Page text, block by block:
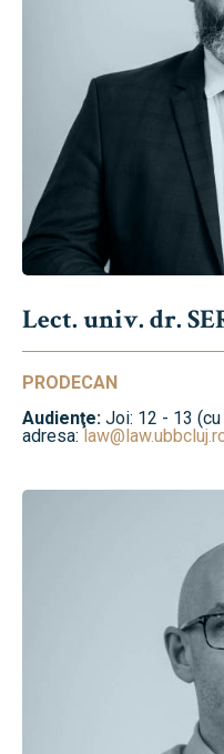
Lect. univ. dr.
PRODECAN
Audienţe: Joi: 12 - 13
adresa: